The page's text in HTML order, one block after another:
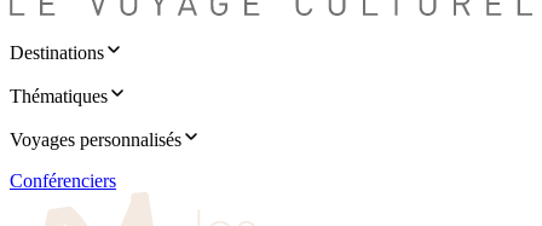
Destinations
Thématiques
Voyages personnalisés
Conférenciers